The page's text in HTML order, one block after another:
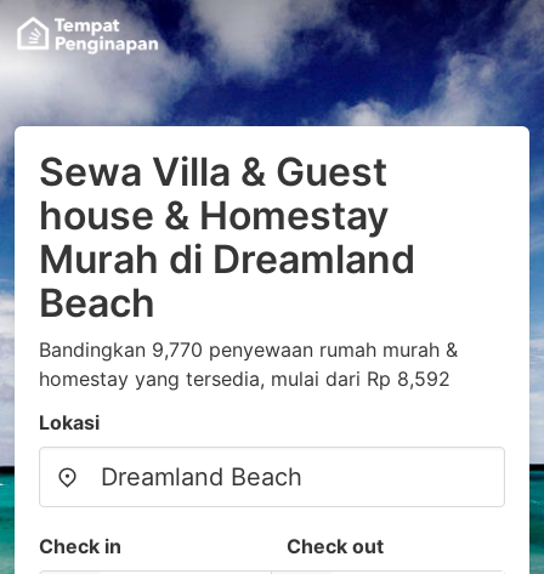
Sewa Villa & Guest
house & Homestay
Murah di Dreamland
Beach
Bandingkan 9,770 penyewaan rumah murah &
homestay yang tersedia, mulai dari Rp 8,592
Lokasi
Check in Check out